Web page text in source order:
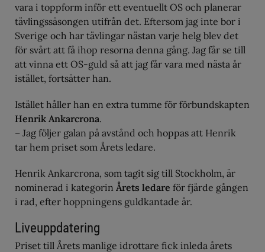
vara i toppform inför ett eventuellt OS och planerar
tävlingssäsongen utifrån det. Eftersom jag inte bor i
Sverige och har tävlingar nästan varje helg blev det
för svårt att få ihop resorna denna gång. Jag får se till
att vinna ett OS-guld så att jag får vara med nästa år
istället, fortsätter han.
Istället håller han en extra tumme för förbundskapten
Henrik Ankarcrona.
– Jag följer galan på avstånd och hoppas att Henrik
tar hem priset som Årets ledare.
Henrik Ankarcrona, som tagit sig till Stockholm, är
nominerad i kategorin Årets ledare för fjärde gången
i rad, efter hoppningens guldkantade år.
Liveuppdatering
Priset till Årets manlige idrottare fick inleda årets